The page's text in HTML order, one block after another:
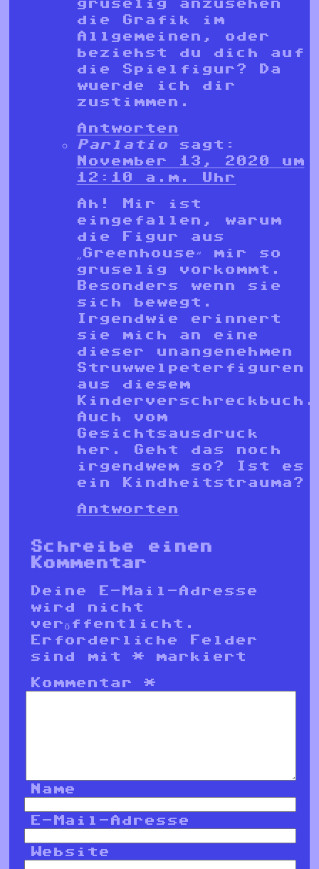
gruselig anzusehen
die Grafik im
Allgemeinen, oder
beziehst du dich auf
die Spielfigur? Da
wuerde ich dir
zustimmen.
Antworten
Parlatio
sagt:
November 13, 2020 um
12:10 a.m. Uhr
Ah! Mir ist
eingefallen, warum
die Figur aus
„Greenhouse“ mir so
gruselig vorkommt.
Besonders wenn sie
sich bewegt.
Irgendwie erinnert
sie mich an eine
dieser unangenehmen
Struwwelpeterfiguren
aus diesem
Kinderverschreckbuch.
Auch vom
Gesichtsausdruck
her. Geht das noch
irgendwem so? Ist es
ein Kindheitstrauma?
Antworten
Schreibe einen
Kommentar
Deine E-Mail-Adresse
wird nicht
veröffentlicht.
Erforderliche Felder
sind mit* markiert
Kommentar*
Name
E-Mail-Adresse
Website